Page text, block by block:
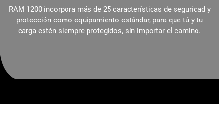
RAM 1200 incorpora más de 25 características de seguridad y
protección como equipamiento estándar, para que tú y tu
carga estén siempre protegidos, sin importar el camino.